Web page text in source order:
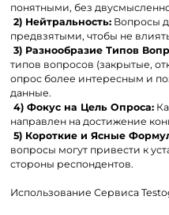
понятными, без
2) Нейтральность: Вопросы
предвзятыми, чтобы не
3) Разнообразие Типов
типов вопросов (закрытые,
опрос более интересным и
данные.
4) Фокус на Цель Опроса:
направлен на достижение
5) Короткие и Ясные
вопросы могут привести к
стороны респондентов.
Использование Сервиса